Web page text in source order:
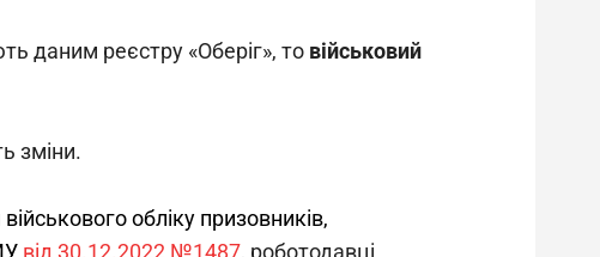
даним реєстру «Оберіг», то військовий
зміни.
обліку призовників,
від 30.12.2022 №1487, роботодавці